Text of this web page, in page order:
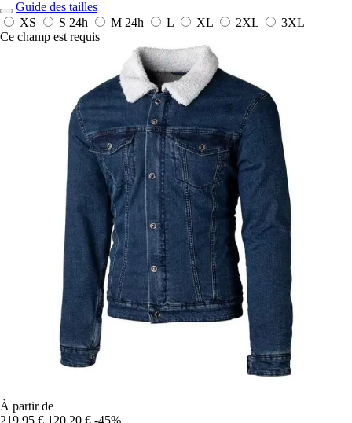
Guide des tailles
XS
S 24h M 24h L XL 2XL
3XL
Ce champ est requis
À partir de
219,95 € 120,20 € -45%